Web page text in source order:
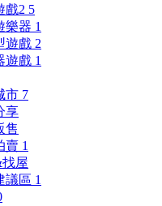
戲2 5
樂器 1
遊戲 2
遊戲 1
市 7
享
售
賣 1
屋
議區 1